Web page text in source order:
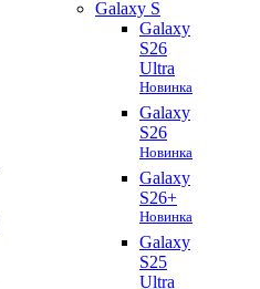
Galaxy S
Galaxy
S26
Ultra
Новинка
Galaxy
S26
Новинка
Galaxy
S26+
Новинка
Galaxy
S25
Ultra